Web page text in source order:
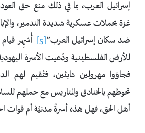
إسرائيل العرب، بما في ذلك منع حق
غزة بحملات عسكرية شديدة التدمير،
ضد سكان إسرائيل العرب”[5] . أُشهِر قيام
للأرض الفلسطينية ودُعيت الأسرة
فجاؤوا مهرولين عابثين، فتُقيم لهم
تحوطهم بالخنادق والمتاريس مع حملهم
أهل الحق، فهل هذه أسرةٌ مدنيَّة أم قوات